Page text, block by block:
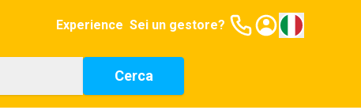
Experience Sei un gestore?
Cerca